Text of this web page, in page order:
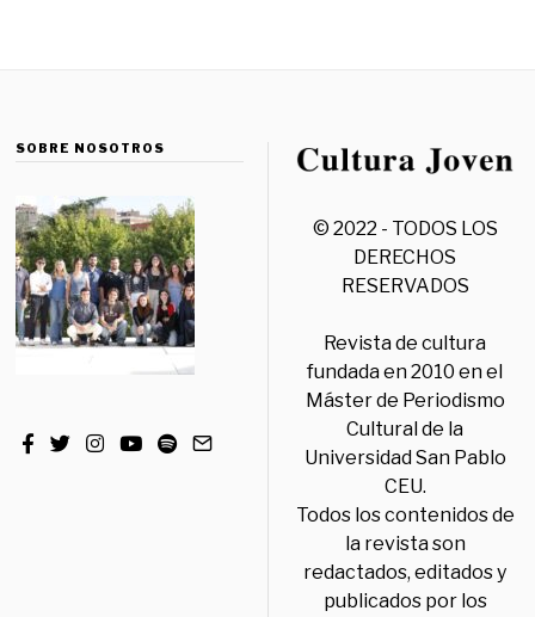
SOBRE NOSOTROS
© 2022 - TODOS LOS
DERECHOS
RESERVADOS
Revista de cultura
fundada en 2010 en el
Máster de Periodismo
Cultural de la
Universidad San Pablo
CEU.
Todos los contenidos de
la revista son
redactados, editados y
publicados por los